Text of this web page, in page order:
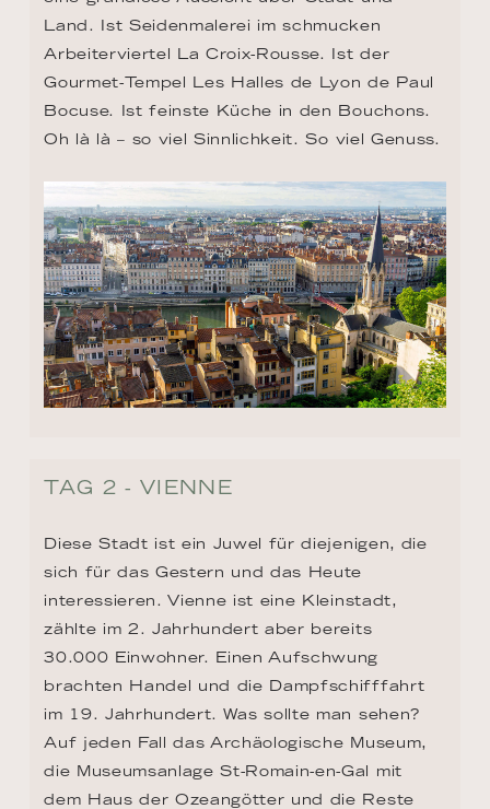
Land. Ist Seidenmalerei im schmucken
Arbeiterviertel La Croix-Rousse. Ist der
Gourmet-Tempel Les Halles de Lyon de Paul
Bocuse. Ist feinste Küche in den Bouchons.
Oh là là – so viel Sinnlichkeit. So viel Genuss.
TAG 2 - VIENNE
Diese Stadt ist ein Juwel für diejenigen, die
sich für das Gestern und das Heute
interessieren. Vienne ist eine Kleinstadt,
zählte im 2. Jahrhundert aber bereits
30.000 Einwohner. Einen Aufschwung
brachten Handel und die Dampfschifffahrt
im 19. Jahrhundert. Was sollte man sehen?
Auf jeden Fall das Archäologische Museum,
die Museumsanlage St-Romain-en-Gal mit
dem Haus der Ozeangötter und die Reste